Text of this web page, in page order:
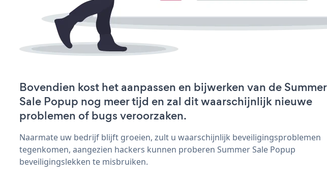
Bovendien kost het aanpassen en bijwerken van de Summer
Sale Popup nog meer tijd en zal dit waarschijnlijk nieuwe
problemen of bugs veroorzaken.
Naarmate uw bedrijf blijft groeien, zult u waarschijnlijk beveiligingsproblemen
tegenkomen, aangezien hackers kunnen proberen Summer Sale Popup
beveiligingslekken te misbruiken.